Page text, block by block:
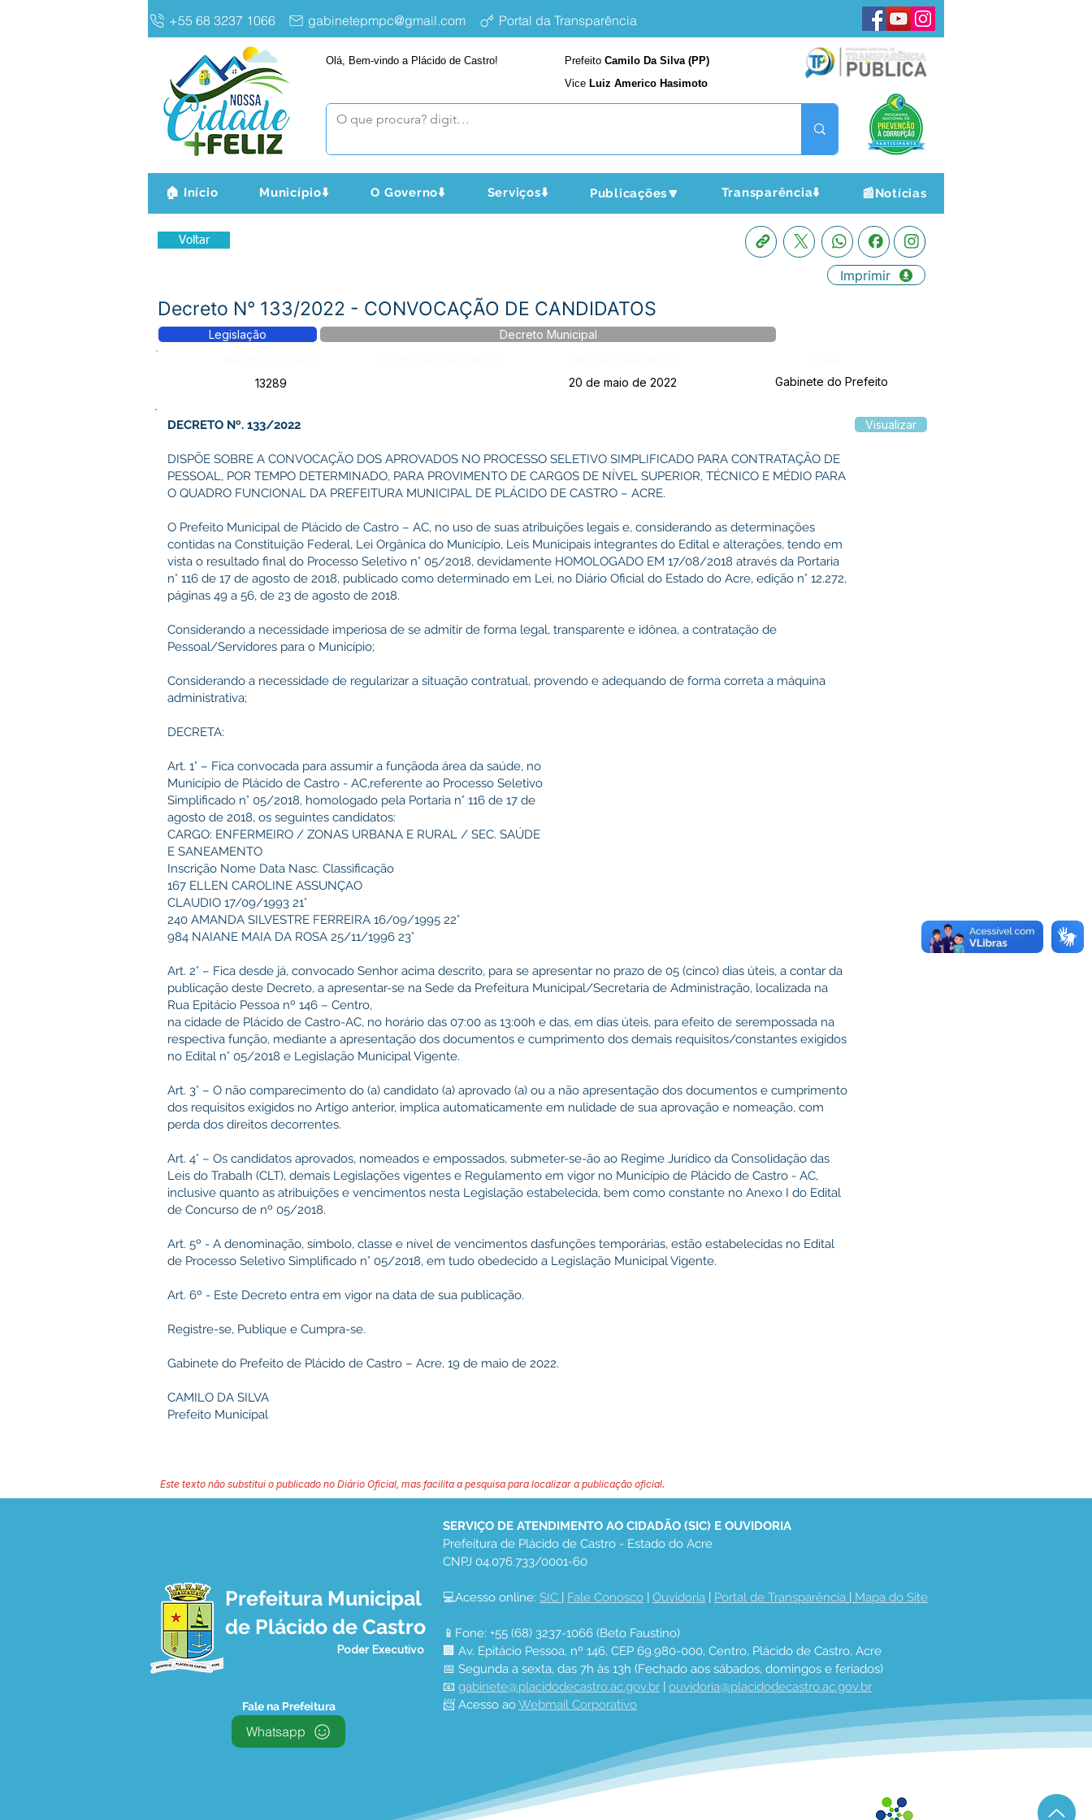
+55 68 3237 1066 gabinetepmpc@gmail.com Portal da Transparência
Olá, Bem-vindo a Plácido de Castro! Prefeito Camilo Da Silva (PP)
Vice Luiz Americo Hasimoto
🏠 Início Município⬇️ O Governo⬇️ Serviços⬇️ Publicações🔽 Transparência⬇️ 📰Notícias
Voltar
Imprimir
Decreto N° 133/2022 - CONVOCAÇÃO DE CANDIDATOS
Legislação
Decreto Municipal
13289
20 de maio de 2022 Gabinete do Prefeito
DECRETO Nº. 133/2022
DISPÕE SOBRE A CONVOCAÇÃO DOS APROVADOS NO PROCESSO SELETIVO SIMPLIFICADO PARA CONTRATAÇÃO DE
PESSOAL, POR TEMPO DETERMINADO, PARA PROVIMENTO DE CARGOS DE NÍVEL SUPERIOR, TÉCNICO E MÉDIO PARA
O QUADRO FUNCIONAL DA PREFEITURA MUNICIPAL DE PLÁCIDO DE CASTRO – ACRE.
O Prefeito Municipal de Plácido de Castro – AC, no uso de suas atribuições legais e, considerando as determinações
contidas na Constituição Federal, Lei Orgânica do Município, Leis Municipais integrantes do Edital e alterações, tendo em
vista o resultado final do Processo Seletivo n° 05/2018, devidamente HOMOLOGADO EM 17/08/2018 através da Portaria
n° 116 de 17 de agosto de 2018, publicado como determinado em Lei, no Diário Oficial do Estado do Acre, edição n° 12.272,
páginas 49 a 56, de 23 de agosto de 2018.
Considerando a necessidade imperiosa de se admitir de forma legal, transparente e idônea, a contratação de
Pessoal/Servidores para o Município;
Considerando a necessidade de regularizar a situação contratual, provendo e adequando de forma correta a máquina
administrativa;
DECRETA:
Art. 1° – Fica convocada para assumir a funçãoda área da saúde, no
Município de Plácido de Castro - AC,referente ao Processo Seletivo
Simplificado n° 05/2018, homologado pela Portaria n° 116 de 17 de
agosto de 2018, os seguintes candidatos:
CARGO: ENFERMEIRO / ZONAS URBANA E RURAL / SEC. SAÚDE
E SANEAMENTO
Inscrição Nome Data Nasc. Classificação
167 ELLEN CAROLINE ASSUNÇAO
CLAUDIO 17/09/1993 21°
240 AMANDA SILVESTRE FERREIRA 16/09/1995 22°
984 NAIANE MAIA DA ROSA 25/11/1996 23°
Art. 2° – Fica desde já, convocado Senhor acima descrito, para se apresentar no prazo de 05 (cinco) dias úteis, a contar da
publicação deste Decreto, a apresentar-se na Sede da Prefeitura Municipal/Secretaria de Administração, localizada na
Rua Epitácio Pessoa nº 146 – Centro,
na cidade de Plácido de Castro-AC, no horário das 07:00 as 13:00h e das, em dias úteis, para efeito de serempossada na
respectiva função, mediante a apresentação dos documentos e cumprimento dos demais requisitos/constantes exigidos
no Edital n° 05/2018 e Legislação Municipal Vigente.
Art. 3° – O não comparecimento do (a) candidato (a) aprovado (a) ou a não apresentação dos documentos e cumprimento
dos requisitos exigidos no Artigo anterior, implica automaticamente em nulidade de sua aprovação e nomeação, com
perda dos direitos decorrentes.
Art. 4° – Os candidatos aprovados, nomeados e empossados, submeter-se-ão ao Regime Jurídico da Consolidação das
Leis do Trabalh (CLT), demais Legislações vigentes e Regulamento em vigor no Município de Plácido de Castro - AC,
inclusive quanto as atribuições e vencimentos nesta Legislação estabelecida, bem como constante no Anexo I do Edital
de Concurso de nº 05/2018.
Art. 5º - A denominação, símbolo, classe e nível de vencimentos dasfunções temporárias, estão estabelecidas no Edital
de Processo Seletivo Simplificado n° 05/2018, em tudo obedecido a Legislação Municipal Vigente.
Art. 6º - Este Decreto entra em vigor na data de sua publicação.
Registre-se, Publique e Cumpra-se.
Gabinete do Prefeito de Plácido de Castro – Acre, 19 de maio de 2022.
CAMILO DA SILVA
Prefeito Municipal
Visualizar
Este texto não substitui o publicado no Diário Oficial, mas facilita a pesquisa para localizar a publicação oficial.
Prefeitura Municipal
de Plácido de Castro
Poder Executivo
Fale na Prefeitura
Whatsapp
SERVIÇO DE ATENDIMENTO AO CIDADÃO (SIC) E OUVIDORIA
Prefeitura de Plácido de Castro - Estado do Acre
CNPJ 04.076.733/0001-60
💻Acesso online: SIC | Fale Conosco | Ouvidoria | Portal de Transparência | Mapa do Site
📱Fone: +55 (68) 3237-1066 (Beto Faustino)
🏢 Av. Epitácio Pessoa, nº 146, CEP 69.980-000, Centro, Plácido de Castro, Acre
📅 Segunda a sexta, das 7h às 13h (Fechado aos sábados, domingos e feriados)
📧 gabinete@placidodecastro.ac.gov.br | ouvidoria@placidodecastro.ac.gov.br
📨 Acesso ao Webmail Corporativo